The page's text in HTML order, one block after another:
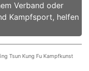
Verband oder
Kampfsport, helfen
Tsun Kung Fu Kampfkunst